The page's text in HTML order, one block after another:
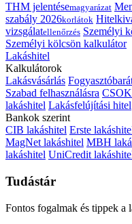
THM jelentésemagyarázat
szabály 2026korlátok
vizsgálatellenőrzés Személyi
Személyi kölcsön kalkulátor
Lakáshitel
Kalkulátorok
Lakásvásárlás
Szabad felhasználásra
lakáshitel Lakásfelújítási hitel
Bankok szerint
CIB lakáshitel Erste
MagNet lakáshitel MBH
lakáshitel UniCredit
Tudástár
Fontos fogalmak és tippek a